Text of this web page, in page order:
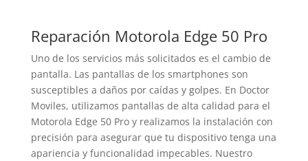
Reparación Motorola Edge 50 Pro
Uno de los servicios más solicitados es el cambio de
pantalla. Las pantallas de los smartphones son
susceptibles a daños por caídas y golpes. En Doctor
Moviles, utilizamos pantallas de alta calidad para el
Motorola Edge 50 Pro y realizamos la instalación con
precisión para asegurar que tu dispositivo tenga una
apariencia y funcionalidad impecables. Nuestro